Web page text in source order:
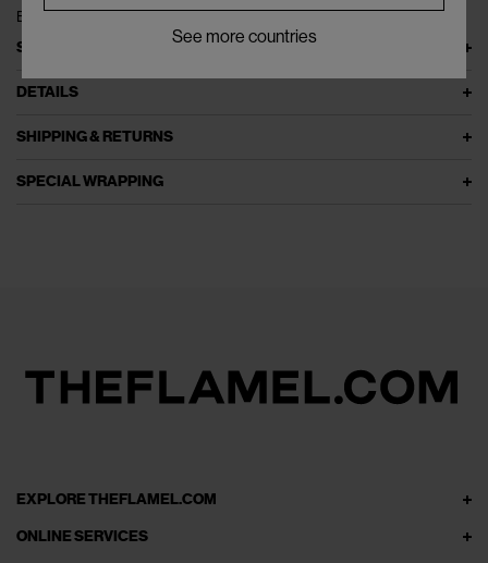
Brand ID -
SIZE & FIT
DETAILS
SHIPPING & RETURNS
SPECIAL WRAPPING
EXPLORE THEFLAMEL.COM
ONLINE SERVICES
See more countries